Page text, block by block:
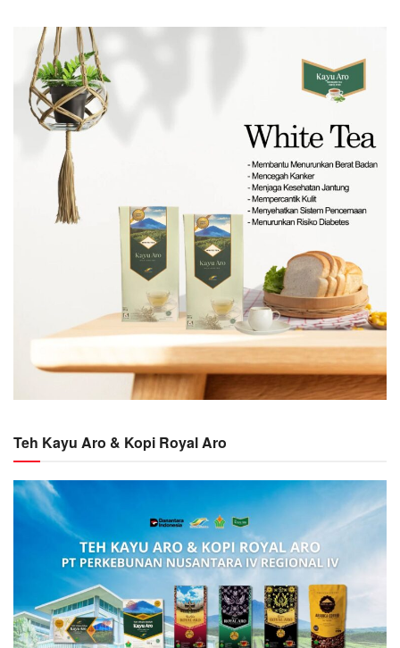
Teh Kayu Aro & Kopi Royal Aro